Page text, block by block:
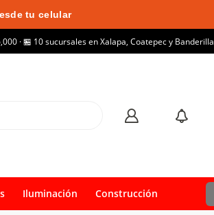
tu celular
· 🏪 10 sucursales en Xalapa, Coatepec y Banderilla
Iluminación Construcción